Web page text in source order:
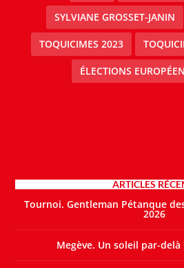
SYLVIANE GROSSET-JANIN
TOQUICIMES 2023
ÉLECTIONS
ARTICLES
Tournoi. Gentleman Pétanque
2026
Megève. Un soleil par-